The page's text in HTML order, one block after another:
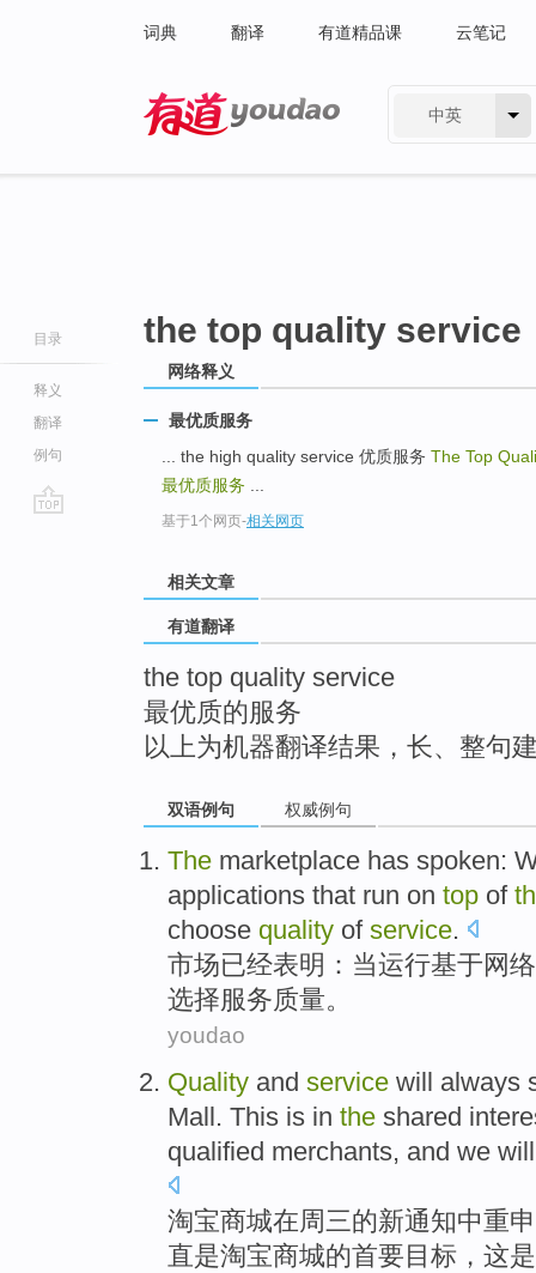
词典 翻译 有道精品课 云笔记
中英
目录
释义
翻译
例句
the top quality service
网络释义
最优质服务
... the high quality service 优质服务 The Top
最优质服务
基于1个网页-相关网页
相关文章
有道翻译
the top quality service
最优质的服务
以上为机器翻译结果，长、整句
双语例句 权威例句
The marketplace has spoken:
applications that run on top of
choose quality of service.
市场已经表明 ： 当运行基于网络
选择服务质量。
youdao
Quality and service will always
Mall. This is in the shared
qualified merchants, and we will
淘宝商城在周三的新通知中重
直是淘宝商城的首要目标， 这是